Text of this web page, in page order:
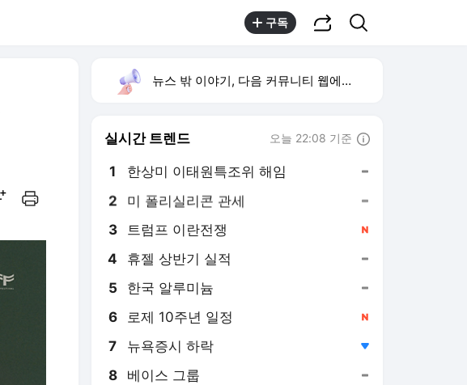
구독
뉴스 밖 이야기, 다음 커뮤니티 웹에서 보기
실시간 트렌드 오늘 22:08 기준
1 한상미 이태원특조위 해임
2 미 폴리실리콘 관세
4 휴젤 상반기 실적
5 한국 알루미늄
6 로제 10주년 일정
7 뉴욕증시 하락
8 베이스 그룹